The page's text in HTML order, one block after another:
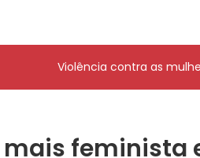
Violência contra as
feminista